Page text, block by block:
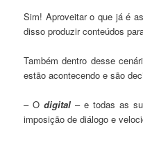
Sim! Aproveitar o que já é
disso produzir conteúdos
Também dentro desse
estão acontecendo e são
– Odigital – e todas as
imposição de diálogo e